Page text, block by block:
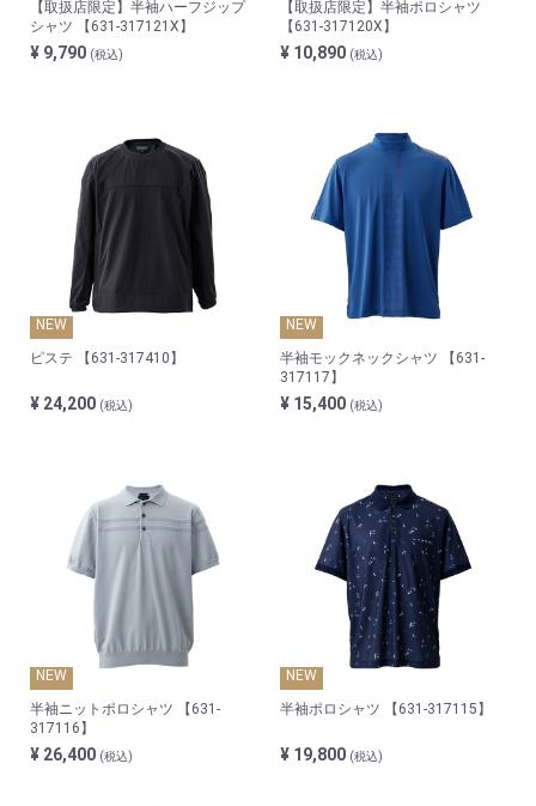
【取扱店限定】半袖ハーフジップ
シャツ 【631-317121X】
¥ 9,790 (税込)
【取扱店限定】半袖ポロシャツ
【631-317120X】
¥ 10,890 (税込)
NEW
ピステ 【631-317410】
¥ 24,200 (税込)
NEW
半袖モックネックシャツ 【631-
317117】
¥ 15,400 (税込)
NEW
半袖ニットポロシャツ 【631-
317116】
¥ 26,400 (税込)
NEW
半袖ポロシャツ 【631-317115】
¥ 19,800 (税込)